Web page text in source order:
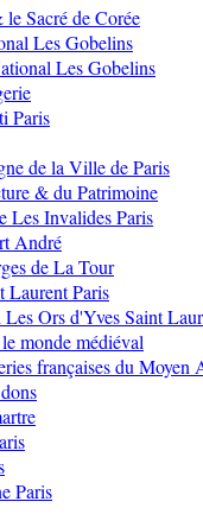
Sacré de Corée
Les Gobelins
Les Gobelins
Paris
de la Ville de Paris
& du Patrimoine
Les Invalides Paris
André
de La Tour
Laurent Paris
Ors d'Yves Saint
monde médiéval
françaises du Moyen
Paris